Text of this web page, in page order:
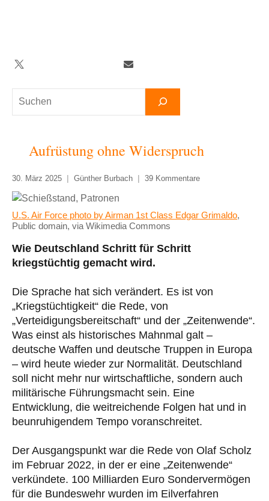
Suchen
Twitter TelegramNewsletter
Aufrüstung ohne Widerspruch
30. März 2025 Günther Burbach 39 Kommentare
U.S. Air Force photo by Airman 1st Class Edgar Grimaldo,
Public domain, via Wikimedia Commons
Wie Deutschland Schritt für Schritt
kriegstüchtig gemacht wird.
Die Sprache hat sich verändert. Es ist von
„Kriegstüchtigkeit“ die Rede, von
„Verteidigungsbereitschaft“ und der „Zeitenwende“.
Was einst als historisches Mahnmal galt –
deutsche Waffen und deutsche Truppen in Europa
– wird heute wieder zur Normalität. Deutschland
soll nicht mehr nur wirtschaftliche, sondern auch
militärische Führungsmacht sein. Eine
Entwicklung, die weitreichende Folgen hat und in
beunruhigendem Tempo voranschreitet.
Der Ausgangspunkt war die Rede von Olaf Scholz
im Februar 2022, in der er eine „Zeitenwende“
verkündete. 100 Milliarden Euro Sondervermögen
für die Bundeswehr wurden im Eilverfahren